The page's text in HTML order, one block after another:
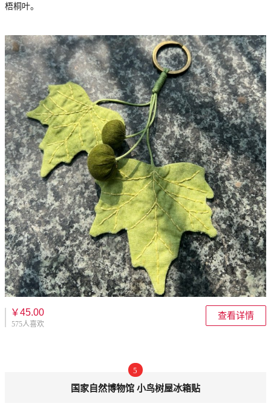
梧桐叶。
￥45.00
575人喜欢
查看详情
5
国家自然博物馆 小鸟树屋冰箱贴